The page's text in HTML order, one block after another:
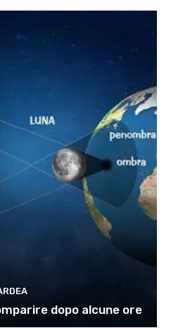
dopo alcune ore